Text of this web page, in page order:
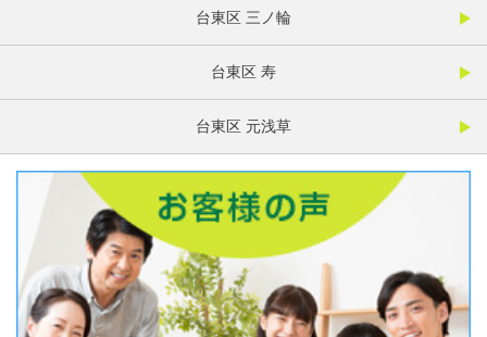
台東区 三ノ輪
台東区 寿
台東区 元浅草